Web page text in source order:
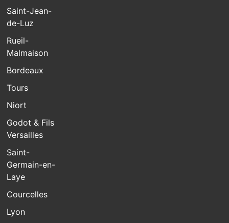
Saint-Jean-
de-Luz
Rueil-
Malmaison
Bordeaux
Tours
Niort
Godot & Fils
Versailles
Saint-
Germain-en-
Laye
Courcelles
Lyon